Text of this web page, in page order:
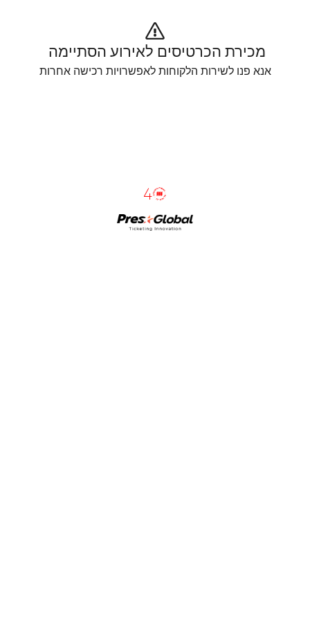
מכירת הכרטיסים לאירוע הסתיימה
אנא פנו לשירות הלקוחות לאפשרויות רכישה אחרות